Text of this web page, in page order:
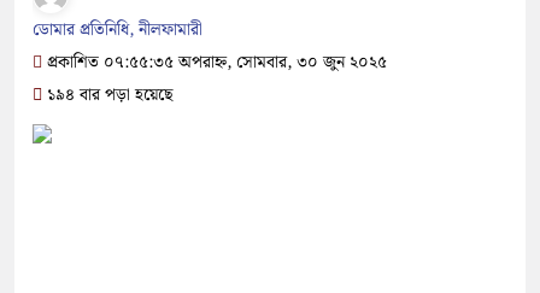
ডোমার প্রতিনিধি, নীলফামারী
প্রকাশিত ০৭:৫৫:৩৫ অপরাহ্ন, সোমবার, ৩০ জুন ২০২৫
১৯৪ বার পড়া হয়েছে